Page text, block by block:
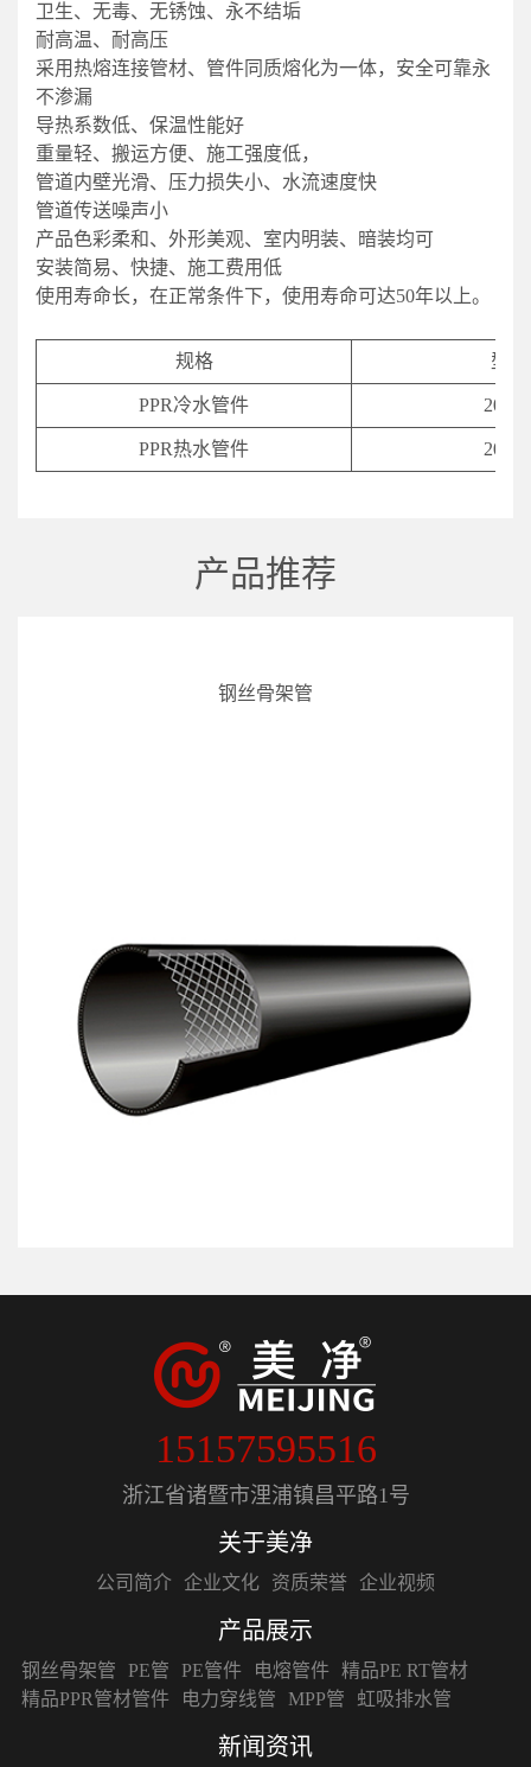
卫生、无毒、无锈蚀、永不结垢
耐高温、耐高压
采用热熔连接管材、管件同质熔化为一体，安全可靠永
不渗漏
导热系数低、保温性能好
重量轻、搬运方便、施工强度低，
管道内壁光滑、压力损失小、水流速度快
管道传送噪声小
产品色彩柔和、外形美观、室内明装、暗装均可
安装简易、快捷、施工费用低
使用寿命长，在正常条件下，使用寿命可达50年以上。
规格 型号
PPR冷水管件 20-
PPR热水管件 20-
产品推荐
钢丝骨架管
15157595516
浙江省诸暨市浬浦镇昌平路1号
关于美净
公司简介 企业文化 资质荣誉 企业视频
产品展示
钢丝骨架管 PE管 PE管件 电熔管件 精品PE RT管材
精品PPR管材管件
电力穿线管 MPP管 虹吸排水管
新闻资讯